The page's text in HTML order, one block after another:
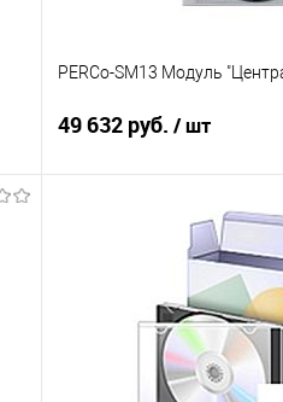
PERCo-SM13 Модуль
49 632 руб. / шт
В
Купить в 1 клик
В избранное